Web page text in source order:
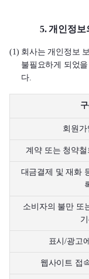
5. 개인정보
(1) 회사는 개인정보
불필요하게 되었
다.
회원가
계약 또는 청약
대금결제 및 재화
소비자의 불만 또
표시/광고
웹사이트 접